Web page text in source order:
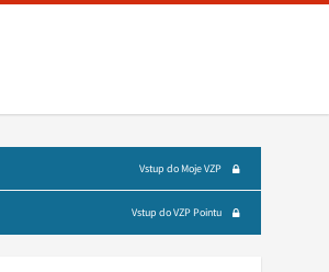
Vstup do Moje VZP
Vstup do VZP Pointu